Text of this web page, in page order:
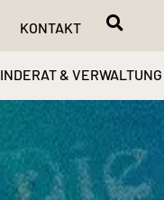
KONTAKT
& VERWALTUNG